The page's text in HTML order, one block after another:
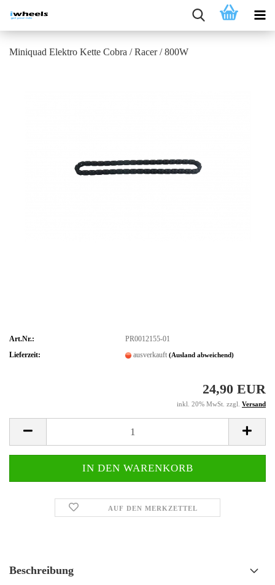
Miniquad Elektro Kette Cobra / Racer / 800W
Art.Nr.:
PR0012155-01
Lieferzeit:
ausverkauft(Ausland abweichend)
24,90 EUR
inkl. 20% MwSt. zzgl. Versand
AUF DEN MERKZETTEL
Beschreibung